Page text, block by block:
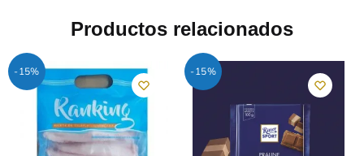
Productos relacionados
-15% -15%